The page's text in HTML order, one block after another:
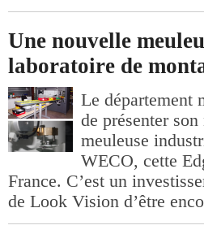
Une nouvelle
laboratoire de
Le département
de présenter
meuleuse
WECO, cette
France. C’est un
de Look Vision d’être